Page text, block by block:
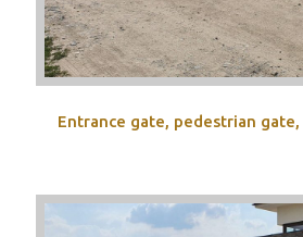
Entrance gate, pedestrian